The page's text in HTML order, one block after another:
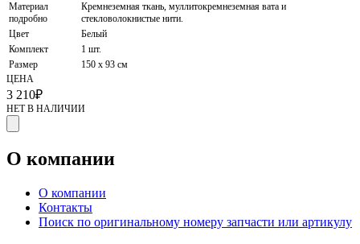
Материал
подробно
Кремнеземная ткань, муллитокремнеземная вата и
стекловолокнистые нити.
Цвет
Белый
Комплект
1 шт.
Размер
150 х 93 см
ЦЕНА
3 210₽
НЕТ В НАЛИЧИИ
О компании
О компании
Контакты
Поиск по оригинальному номеру запчасти или артикулу